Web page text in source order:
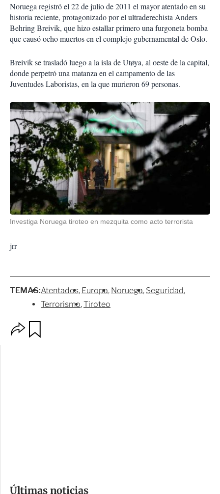
Noruega registró el 22 de julio de 2011 el mayor atentado en su
historia reciente, protagonizado por el ultraderechista Anders
Behring Breivik, que hizo estallar primero una furgoneta bomba
que causó ocho muertos en el complejo gubernamental de Oslo.
Breivik se trasladó luego a la isla de Utøya, al oeste de la capital,
donde perpetró una matanza en el campamento de las
Juventudes Laboristas, en la que murieron 69 personas.
Investiga Noruega tiroteo en mezquita como acto terrorista
jrr
TEMAS:Atentados Europa Noruega Seguridad
Terrorismo Tiroteo
p
Últimas noticias